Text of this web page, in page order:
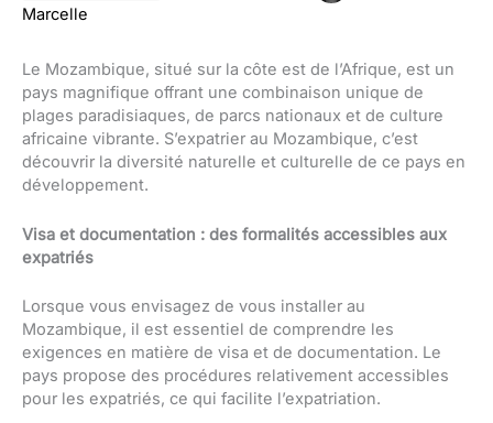
Marcelle
Le Mozambique, situé sur la côte est de l’Afrique, est un
pays magnifique offrant une combinaison unique de
plages paradisiaques, de parcs nationaux et de culture
africaine vibrante. S’expatrier au Mozambique, c’est
découvrir la diversité naturelle et culturelle de ce pays en
développement.
Visa et documentation : des formalités accessibles aux
expatriés
Lorsque vous envisagez de vous installer au
Mozambique, il est essentiel de comprendre les
exigences en matière de visa et de documentation. Le
pays propose des procédures relativement accessibles
pour les expatriés, ce qui facilite l’expatriation.